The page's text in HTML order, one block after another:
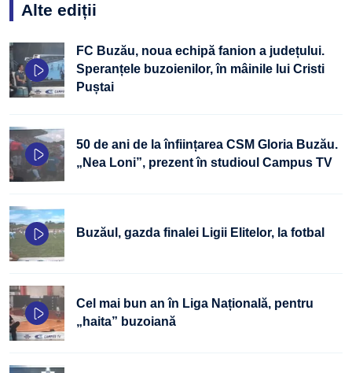
Alte ediții
FC Buzău, noua echipă fanion a județului.
Speranțele buzoienilor, în mâinile lui Cristi
Puștai
50 de ani de la înființarea CSM Gloria Buzău.
„Nea Loni”, prezent în studioul Campus TV
Buzăul, gazda finalei Ligii Elitelor, la fotbal
Cel mai bun an în Liga Națională, pentru
„haita” buzoiană